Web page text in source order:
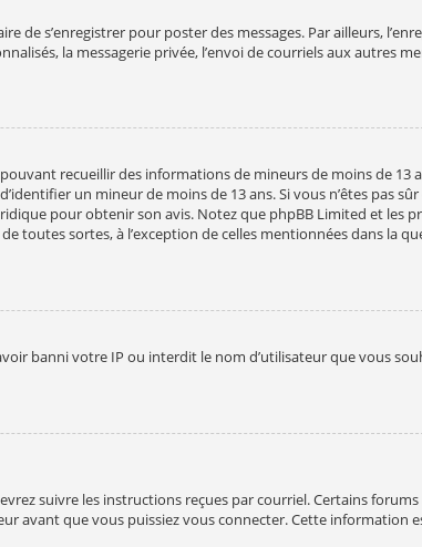
de s’enregistrer pour poster des messages. Par ailleurs,
la messagerie privée, l’envoi de courriels aux autres
recueillir des informations de mineurs de moins de 13
un mineur de moins de 13 ans. Si vous n’êtes pas sûr
pour obtenir son avis. Notez que phpBB Limited et les
toutes sortes, à l’exception de celles mentionnées dans la
banni votre IP ou interdit le nom d’utilisateur que vous
suivre les instructions reçues par courriel. Certains
avant que vous puissiez vous connecter. Cette information